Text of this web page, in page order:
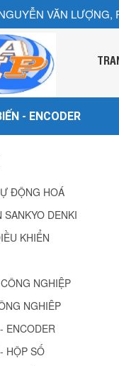
VĂN LƯỢNG,
- ENCODER
ĐỘNG HOÁ
DENKI
KHIỂN
NGHIỆP
NGHIÊP
ENCODER
HỘP SỐ